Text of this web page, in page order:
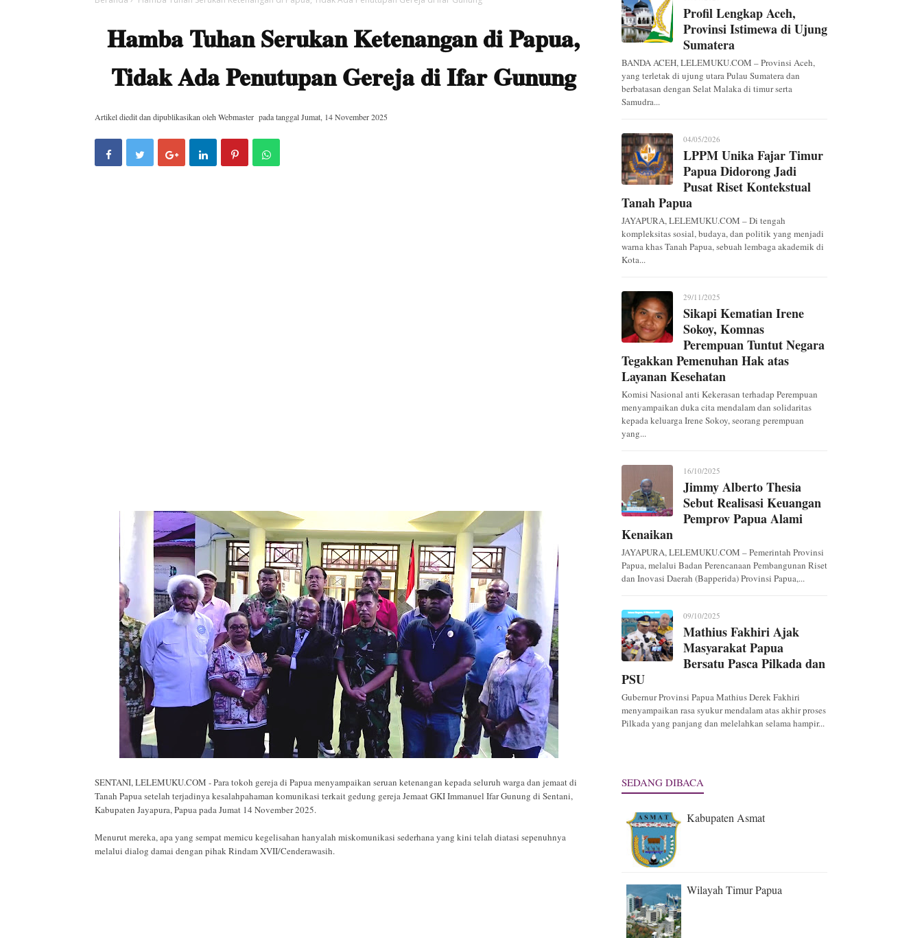
Hamba Tuhan Serukan Ketenangan di Papua,
Tidak Ada Penutupan Gereja di Ifar Gunung
Artikel diedit dan dipublikasikan oleh Webmaster pada tanggalJumat, 14 November 2025
SENTANI, LELEMUKU.COM - Para tokoh gereja di Papua menyampaikan seruan ketenangan kepada seluruh warga dan jemaat di
Tanah Papua setelah terjadinya kesalahpahaman komunikasi terkait gedung gereja Jemaat GKI Immanuel Ifar Gunung di Sentani,
Kabupaten Jayapura, Papua pada Jumat 14 November 2025.
Menurut mereka, apa yang sempat memicu kegelisahan hanyalah miskomunikasi sederhana yang kini telah diatasi sepenuhnya
melalui dialog damai dengan pihak Rindam XVII/Cenderawasih.
Profil Lengkap Aceh,
Provinsi Istimewa di Ujung
Sumatera
BANDA ACEH, LELEMUKU.COM – Provinsi Aceh,
yang terletak di ujung utara Pulau Sumatera dan
berbatasan dengan Selat Malaka di timur serta
Samudra...
04/05/2026
LPPM Unika Fajar Timur
Papua Didorong Jadi
Pusat Riset Kontekstual
Tanah Papua
JAYAPURA, LELEMUKU.COM – Di tengah
kompleksitas sosial, budaya, dan politik yang menjadi
warna khas Tanah Papua, sebuah lembaga akademik di
Kota...
29/11/2025
Sikapi Kematian Irene
Sokoy, Komnas
Perempuan Tuntut Negara
Tegakkan Pemenuhan Hak atas
Layanan Kesehatan
Komisi Nasional anti Kekerasan terhadap Perempuan
menyampaikan duka cita mendalam dan solidaritas
kepada keluarga Irene Sokoy, seorang perempuan
yang...
16/10/2025
Jimmy Alberto Thesia
Sebut Realisasi Keuangan
Pemprov Papua Alami
Kenaikan
JAYAPURA, LELEMUKU.COM – Pemerintah Provinsi
Papua, melalui Badan Perencanaan Pembangunan Riset
dan Inovasi Daerah (Bapperida) Provinsi Papua,...
09/10/2025
Mathius Fakhiri Ajak
Masyarakat Papua
Bersatu Pasca Pilkada dan
PSU
Gubernur Provinsi Papua Mathius Derek Fakhiri
menyampaikan rasa syukur mendalam atas akhir proses
Pilkada yang panjang dan melelahkan selama hampir...
SEDANG DIBACA
Kabupaten Asmat
Wilayah Timur Papua